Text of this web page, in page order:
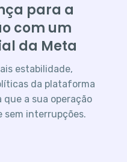
para a
com um
da Meta
estabilidade,
da plataforma
a sua operação
sem interrupções.